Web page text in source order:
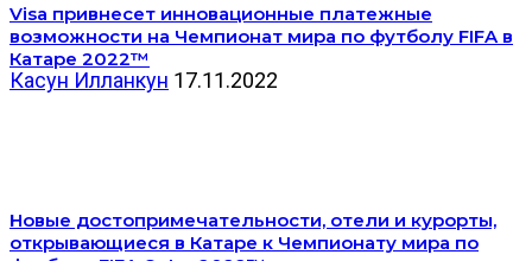
Visa привнесет инновационные платежные
возможности на Чемпионат мира по футболу FIFA в
Катаре 2022™
Касун Илланкун 17.11.2022
Новые достопримечательности, отели и курорты,
открывающиеся в Катаре к Чемпионату мира по